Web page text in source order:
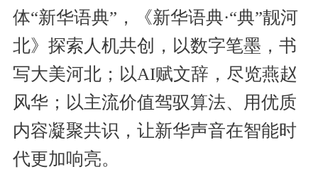
体“新华语典”，《新华语典·“典”靓河
北》探索人机共创，以数字笔墨，书
写大美河北；以AI赋文辞，尽览燕赵
风华；以主流价值驾驭算法、用优质
内容凝聚共识，让新华声音在智能时
代更加响亮。